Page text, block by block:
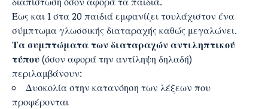
Έως και 1 στα 20 παιδιά εμφανίζει τουλάχιστον ένα
σύμπτωμα γλωσσικής διαταραχής καθώς μεγαλώνει.
Τα συμπτώματα των διαταραχών αντιληπτικού
τύπου(όσον αφορά την αντίληψη δηλαδή)
περιλαμβάνουν:
Δυσκολία στην κατανόηση των λέξεων που
προφέρονται